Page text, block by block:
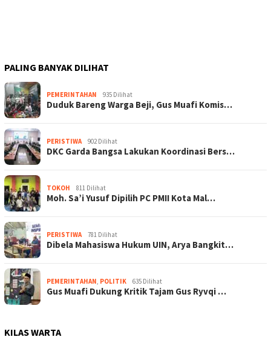
PALING BANYAK DILIHAT
PEMERINTAHAN 935 Dilihat
Duduk Bareng Warga Beji, Gus Muafi Komis…
PERISTIWA 902 Dilihat
DKC Garda Bangsa Lakukan Koordinasi Bers…
TOKOH 811 Dilihat
Moh. Sa’i Yusuf Dipilih PC PMII Kota Mal…
PERISTIWA 781 Dilihat
Dibela Mahasiswa Hukum UIN, Arya Bangkit…
PEMERINTAHAN POLITIK 635 Dilihat
Gus Muafi Dukung Kritik Tajam Gus Ryvqi …
KILAS WARTA